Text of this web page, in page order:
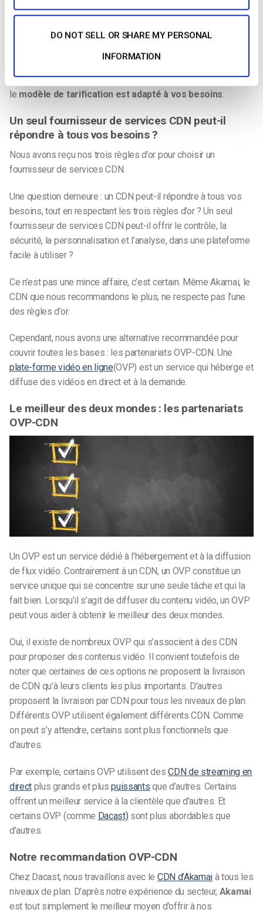
DO NOT SELL OR SHARE MY PERSONAL
INFORMATION
par Go et diminue généralement avec l’augmentation du
l’autre. Cloudfront d’Amazon entre dans cette catégorie, tout
comme Microsoft Azure et denombreux autres CDN
À retenir :Choisissez un fournisseur de services CDN dont
le modèle de tarification est adapté à vos besoins
Un seul fournisseur de services CDN peut-il
répondre à tous vos besoins ?
Nous avons reçu nos trois règles d’or pour choisir un
fournisseur de services CDN.
Une question demeure : un CDN peut-il répondre à tous vos
besoins, tout en respectant les trois règles d’or ? Un seul
fournisseur de services CDN peut-il offrir le contrôle, la
sécurité, la personnalisation et l’analyse, dans une plateforme
facile à utiliser ?
Ce n’est pas une mince affaire, c’est certain. Même Akamai, le
CDN que nous recommandons le plus, ne respecte pas l’une
des règles d’or.
Cependant, nous avons une alternative recommandée pour
couvrir toutes les bases : les partenariats OVP-CDN. Une
plate-forme vidéo en ligne(OVP) est un service qui héberge et
diffuse des vidéos en direct et à la demande.
Le meilleur des deux mondes : les partenariats
OVP-CDN
Un OVP est un service dédié à l’hébergement et à la diffusion
de flux vidéo. Contrairement à un CDN, un OVP constitue un
service unique qui se concentre sur une seule tâche et qui la
fait bien. Lorsqu’il s’agit de diffuser du contenu vidéo, un OVP
peut vous aider à obtenir le meilleur des deux mondes.
Oui, il existe de nombreux OVP qui s’associent à des CDN
pour proposer des contenus vidéo. Il convient toutefois de
noter que certaines de ces options ne proposent la livraison
de CDN qu’à leurs clients les plus importants. D’autres
proposent la livraison par CDN pour tous les niveaux de plan.
Différents OVP utilisent également différents CDN. Comme
on peut s’y attendre, certains sont plus fonctionnels que
d’autres.
Par exemple, certains OVP utilisent desCDN de streaming en
direct plus grands et pluspuissants que d’autres. Certains
offrent un meilleur service à la clientèle que d’autres. Et
certains OVP (comme Dacast)sont plus abordables que
d’autres.
Notre recommandation OVP-CDN
Chez Dacast, nous travaillons avec le CDN d’Akamai à tous les
niveaux de plan. D’après notre expérience du secteur, Akamai
est tout simplement le meilleur moyen d’offrir à nos